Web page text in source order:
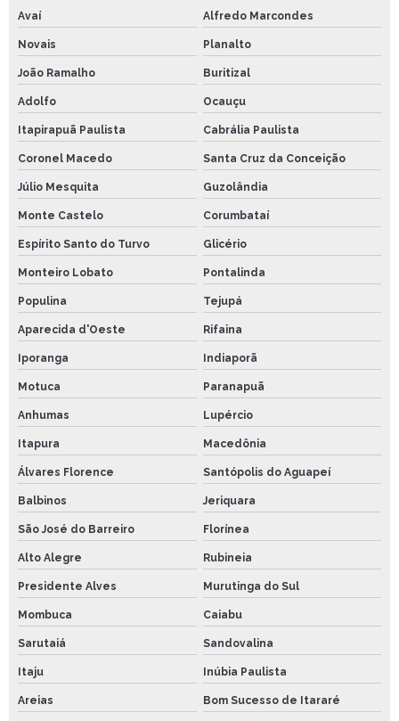
Avaí Alfredo Marcondes
Novais Planalto
João Ramalho Buritizal
Adolfo Ocauçu
Itapirapuã Paulista Cabrália Paulista
Coronel Macedo Santa Cruz da Conceição
Júlio Mesquita Guzolândia
Monte Castelo Corumbataí
Espírito Santo do Turvo Glicério
Monteiro Lobato Pontalinda
Populina Tejupá
Aparecida d'Oeste Rifaina
Iporanga Indiaporã
Motuca Paranapuã
Anhumas Lupércio
Itapura Macedônia
Álvares Florence Santópolis do Aguapeí
Balbinos Jeriquara
São José do Barreiro Florínea
Alto Alegre Rubineia
Presidente Alves Murutinga do Sul
Mombuca Caiabu
Sarutaiá Sandovalina
Itaju Inúbia Paulista
Areias Bom Sucesso de Itararé